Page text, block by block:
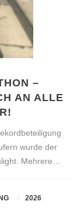
–
AN ALLE
wurde der
Mehrere…
2026